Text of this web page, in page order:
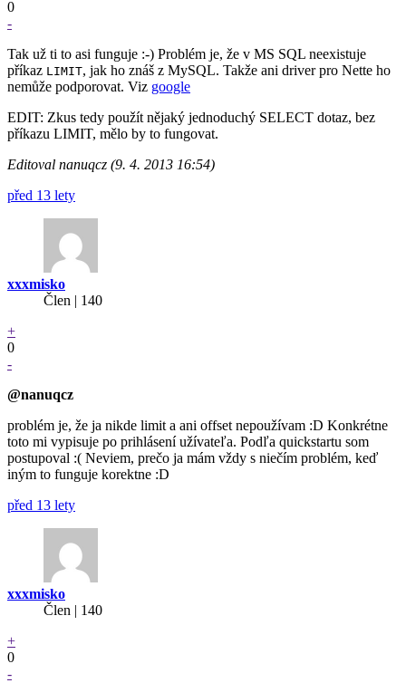
0
-
Tak už ti to asi funguje :-) Problém je, že v MS SQL neexistuje
příkaz LIMIT, jak ho znáš z MySQL. Takže ani driver pro Nette ho
nemůže podporovat. Viz google
EDIT: Zkus tedy použít nějaký jednoduchý SELECT dotaz, bez
příkazu LIMIT, mělo by to fungovat.
Editoval nanuqcz (9. 4. 2013 16:54)
před 13 lety
xxxmisko
Člen | 140
+
0
-
@nanuqcz
problém je, že ja nikde limit a ani offset nepoužívam :D Konkrétne
toto mi vypisuje po prihlásení užívateľa. Podľa quickstartu som
postupoval :( Neviem, prečo ja mám vždy s niečím problém, keď
iným to funguje korektne :D
před 13 lety
xxxmisko
Člen | 140
+
0
-